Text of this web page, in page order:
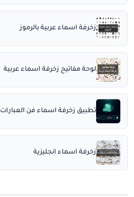
زخرفة اسماء عربية بالرموز
لوحة مفاتيح زخرفة اسماء عربية
تطبيق زخرفة اسماء فن العبارات
زخرفة اسماء انجليزية